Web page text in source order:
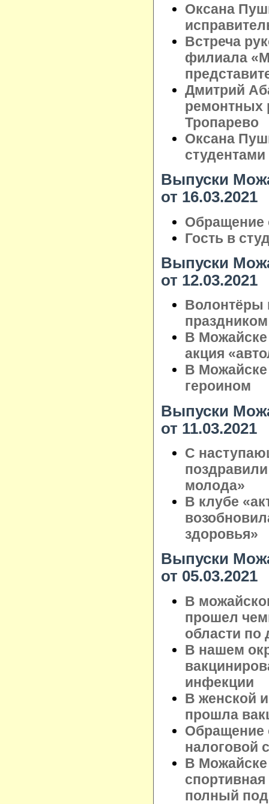
Оксана
Встреча
филиала
Дмитрий
ремонтных
Тропарево
Оксана
Выпуски
от 16.03.2021
Обращение
Гость в
Выпуски
от 12.03.2021
Волонтёры
В
акция
В
героином
Выпуски
от 11.03.2021
С
молода»
В клубе
здоровья»
Выпуски
от 05.03.2021
В
прошел
области по
В нашем
инфекции
В женской
прошла
Обращение
налоговой
В
спортивная
полный